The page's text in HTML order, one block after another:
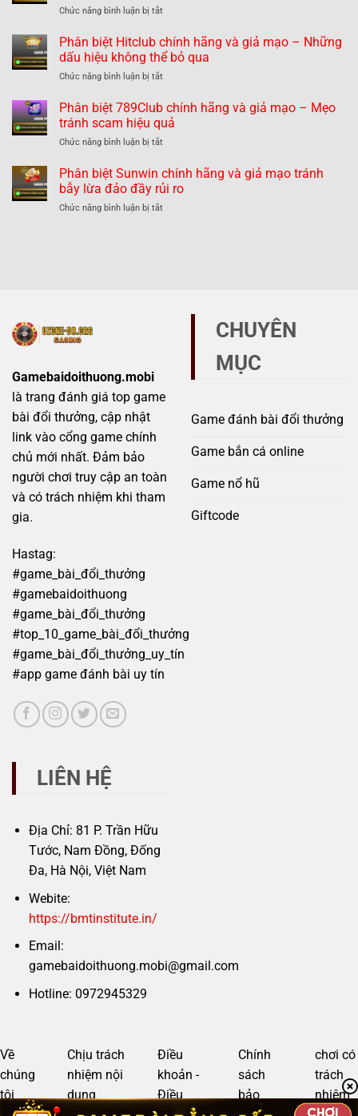
hãng
giả
mạo
dạng
dàng
tránh
đảo
Chức năng bình luận bị tắt
biệt
Go88
chính
hãng
giả
mạo
Thực
thế
nào?
Phân biệt Hitclub chính hãng và giả mạo – Những
dấu hiệu không thể bỏ qua
Chức năng bình luận bị tắt
biệt
Hitclub
chính
hãng
giả
mạo
Những
Phân biệt 789Club chính hãng và giả mạo – Mẹo
tránh scam hiệu quả
Chức năng bình luận bị tắt
biệt
789Club
chính
hãng
Phân biệt Sunwin chính hãng và giả mạo tránh
bẫy lừa đảo đầy rủi ro
Chức năng bình luận bị tắt
rủi
Gamebaidoithuong.mobi
là trang đánh giá top game
bài đổi thưởng, cập nhật
link vào cổng game chính
chủ mới nhất. Đảm bảo
người chơi truy cập an toàn
và có trách nhiệm khi tham
gia.
Hastag:
#game_bài_đổi_thưởng
#gamebaidoithuong
#game_bài_đổi_thưởng
#top_10_game_bài_đổi_thưởng
#game_bài_đổi_thưởng_uy_tín
#app game đánh bài uy tín
CHUYÊN
MỤC
Game đánh bài đổi thưởng
Game bắn cá online
Game nổ hũ
Giftcode
LIÊN HỆ
Địa Chỉ: 81 P. Trần Hữu
Tước, Nam Đồng, Đống
Đa, Hà Nội, Việt Nam
Webite:
https://bmtinstitute.in/
Email:
gamebaidoithuong.mobi@gmail.com
Hotline: 0972945329
Về
chúng
tôi
Chịu trách
nhiệm nội
dung
Điều
khoản -
Điều
Chính
sách
bảo
chơi có
trách
nhiệm